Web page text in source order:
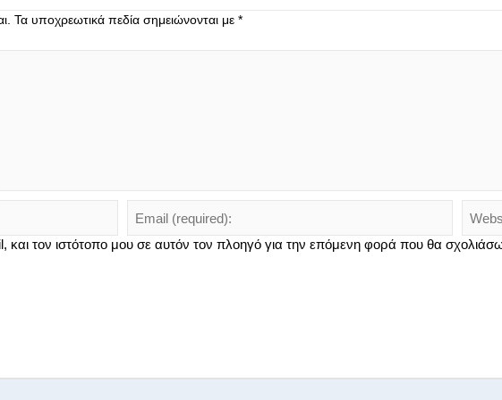
Τα υποχρεωτικά πεδία σημειώνονται με *
τον ιστότοπο μου σε αυτόν τον πλοηγό για την επόμενη φορά που θα